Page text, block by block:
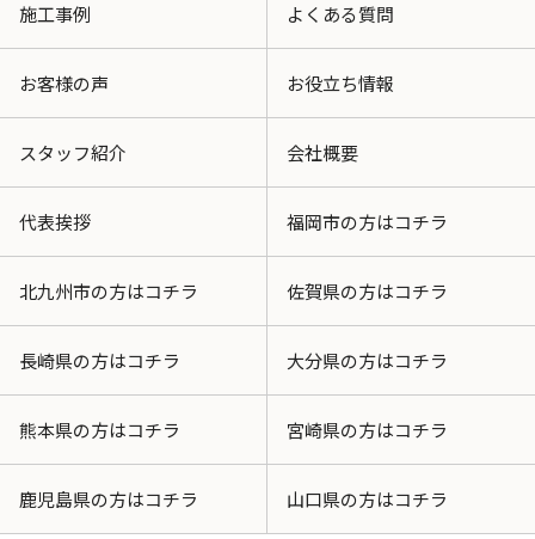
施工事例 よくある質問
お客様の声 お役立ち情報
スタッフ紹介 会社概要
代表挨拶 福岡市の方はコチラ
北九州市の方はコチラ 佐賀県の方はコチラ
長崎県の方はコチラ 大分県の方はコチラ
熊本県の方はコチラ 宮崎県の方はコチラ
鹿児島県の方はコチラ 山口県の方はコチラ